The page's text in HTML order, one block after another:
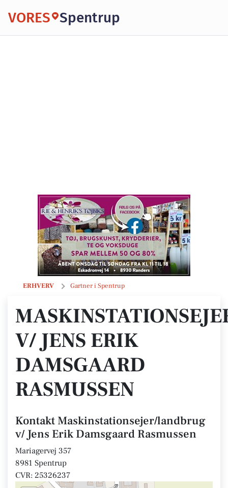
VORES Spentrup
ERHVERV Gartner i Spentrup
Maskinstationsejer/landbrug v/ Jens Erik Damsgaard Rasmussen
V/ JENS ERIK
DAMSGAARD
RASMUSSEN
Kontakt Maskinstationsejer/landbrug
v/ Jens Erik Damsgaard Rasmussen
Mariagervej 357
8981 Spentrup
CVR: 25326237